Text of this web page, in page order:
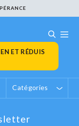
ET RÉDUIS
Catégories